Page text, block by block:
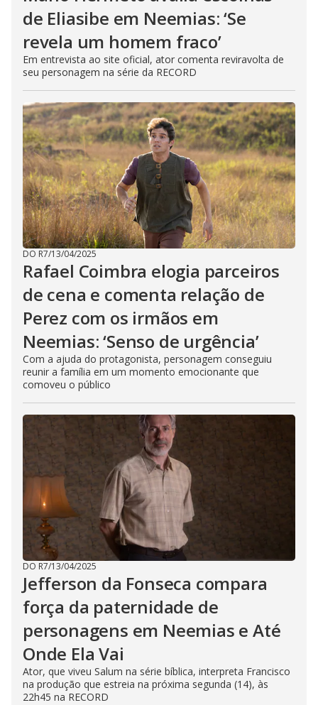
de Eliasibe em Neemias: ‘Se
revela um homem fraco’
Em entrevista ao site oficial, ator comenta reviravolta de
seu personagem na série da RECORD
DO R7/13/04/2025
Rafael Coimbra elogia parceiros
de cena e comenta relação de
Perez com os irmãos em
Neemias: ‘Senso de urgência’
Com a ajuda do protagonista, personagem conseguiu
reunir a família em um momento emocionante que
comoveu o público
DO R7/13/04/2025
Jefferson da Fonseca compara
força da paternidade de
personagens em Neemias e Até
Onde Ela Vai
Ator, que viveu Salum na série bíblica, interpreta Francisco
na produção que estreia na próxima segunda (14), às
22h45 na RECORD